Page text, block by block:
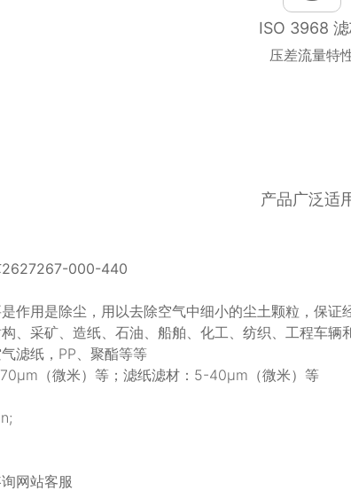
ISO 3968
压差流量特
产品广泛适
2627267-000-440
作用是除尘，用以去除空气中细小的尘土颗粒，保
、采矿、造纸、石油、船舶、化工、纺织、工程车辆
滤纸，PP、聚酯等等
（微米）等；滤纸滤材：5-40μm（微米）等
网站客服